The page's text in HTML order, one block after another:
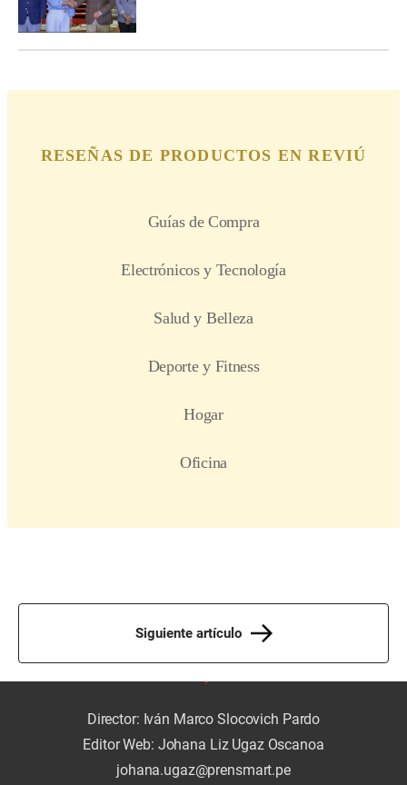
Siguiente artículo
Director: Iván Marco Slocovich Pardo
Editor Web: Johana Liz Ugaz Oscanoa
johana.ugaz@prensmart.pe